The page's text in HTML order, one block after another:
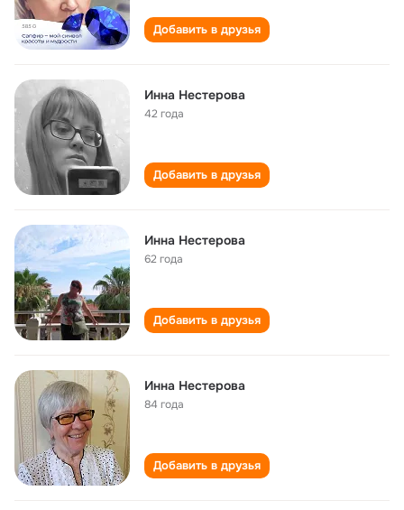
Добавить в друзья
Инна Нестерова
42 года
Добавить в друзья
Инна Нестерова
62 года
Добавить в друзья
Инна Нестерова
84 года
Добавить в друзья